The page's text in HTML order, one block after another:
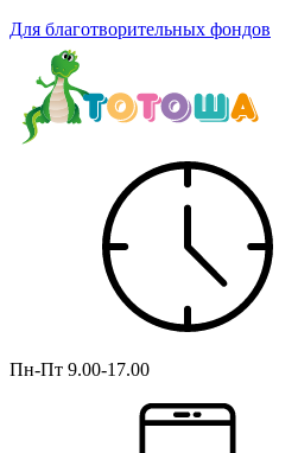
Для благотворительных фондов
Пн-Пт 9.00-17.00